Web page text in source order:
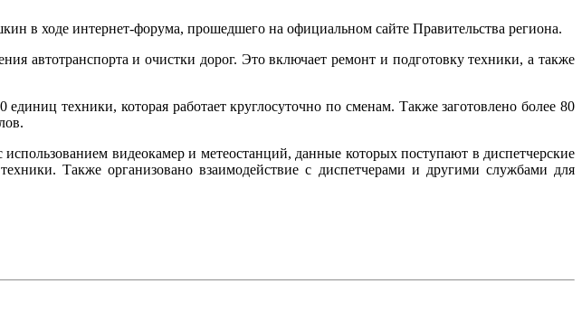
в ходе интернет-форума, прошедшего на официальном сайте Правительства региона.
автотранспорта и очистки дорог. Это включает ремонт и подготовку техники, а также
техники, которая работает круглосуточно по сменам. Также заготовлено более 80
видеокамер и метеостанций, данные которых поступают в диспетчерские
Также организовано взаимодействие с диспетчерами и другими службами для